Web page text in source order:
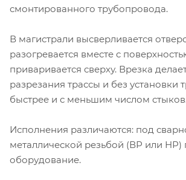
смонтированного трубопровода.
В магистрали высверливается
разогревается вместе с
приваривается сверху. Врезка
разрезания трассы и без установки
быстрее и с меньшим числом
Исполнения различаются: под
металлической резьбой (ВР или НР)
оборудование.